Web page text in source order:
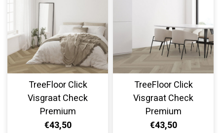
TreeFloor Click
Visgraat Check
Premium
Kammerbrühl
€43,50
TreeFloor Click
Visgraat Check
Premium
Diesenfang
€43,50